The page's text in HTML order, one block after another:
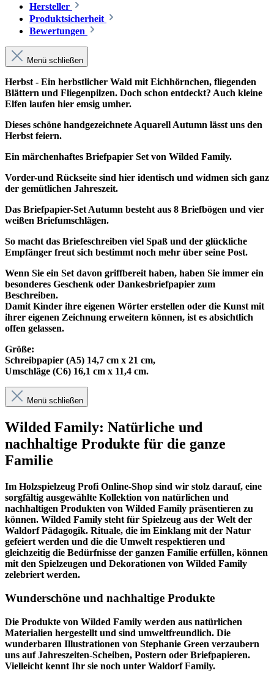
Hersteller
Produktsicherheit
Bewertungen
Menü schließen
Herbst - Ein herbstlicher Wald mit Eichhörnchen, fliegenden
Blättern und Fliegenpilzen. Doch schon entdeckt? Auch kleine
Elfen laufen hier emsig umher.
Dieses schöne handgezeichnete Aquarell Autumn lässt uns den
Herbst feiern.
Ein märchenhaftes Briefpapier Set von Wilded Family.
Vorder-und Rückseite sind hier identisch und widmen sich ganz
der gemütlichen Jahreszeit.
Das Briefpapier-Set Autumn besteht aus 8 Briefbögen und vier
weißen Briefumschlägen.
So macht das Briefeschreiben viel Spaß und der glückliche
Empfänger freut sich bestimmt noch mehr über seine Post.
Wenn Sie ein Set davon griffbereit haben, haben Sie immer ein
besonderes Geschenk oder Dankesbriefpapier zum
Beschreiben.
Damit Kinder ihre eigenen Wörter erstellen oder die Kunst mit
ihrer eigenen Zeichnung erweitern können, ist es absichtlich
offen gelassen.
Größe:
Schreibpapier (A5) 14,7 cm x 21 cm,
Umschläge (C6) 16,1 cm x 11,4 cm.
Menü schließen
Wilded Family: Natürliche und
nachhaltige Produkte für die ganze
Familie
Im Holzspielzeug Profi Online-Shop sind wir stolz darauf, eine
sorgfältig ausgewählte Kollektion von natürlichen und
nachhaltigen Produkten von Wilded Family präsentieren zu
können. Wilded Family steht für Spielzeug aus der Welt der
Waldorf Pädagogik. Rituale, die im Einklang mit der Natur
gefeiert werden und die die Umwelt respektieren und
gleichzeitig die Bedürfnisse der ganzen Familie erfüllen, können
mit den Spielzeugen und Dekorationen von Wilded Family
zelebriert werden.
Wunderschöne und nachhaltige Produkte
Die Produkte von Wilded Family werden aus natürlichen
Materialien hergestellt und sind umweltfreundlich. Die
wunderbaren Illustrationen von Stephanie Green verzaubern
uns auf Jahreszeiten-Scheiben, Postern oder Briefpapieren.
Vielleicht kennt Ihr sie noch unter Waldorf Family.